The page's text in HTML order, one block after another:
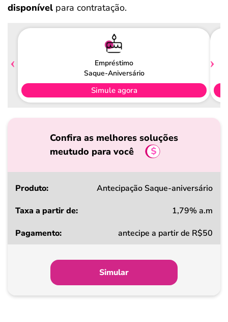
disponível para contratação.
Empréstimo
Saque-Aniversário
Simule agora
Confira as melhores soluções
meutudo para você
Produto
a
Pagamento
Antecipação Saque-aniversário
1,79% a.m
antecipe a partir de R$50
Simular